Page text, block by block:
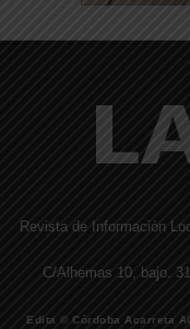
Revista de Información
C/Alhemas 10, bajo.
Edita © Córdoba Acarreta